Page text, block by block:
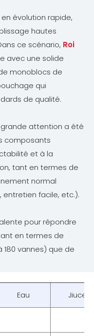
évolution rapide,
hautes
ce scénario, Roi
avec une solide
monoblocs de
qui
de qualité.
attention a été
composants
et à la
tant en termes de
normal
facile, etc.).
pour répondre
en termes de
vannes) que de
Eau
Jiuce